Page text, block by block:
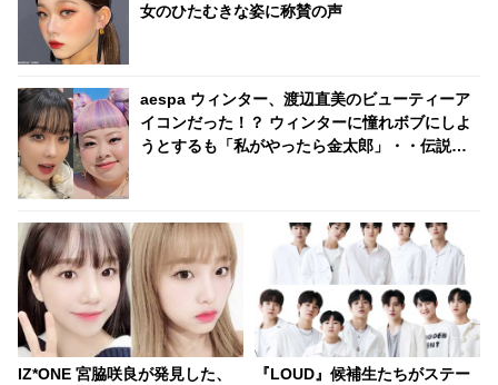
女のひたむきな姿に称賛の声
aespa ウィンター、渡辺直美のビューティーア
イコンだった！？ ウィンターに憧れボブにしよ
うとするも「私がやったら金太郎」・・伝説ボ
IZ*ONE 宮脇咲良が発見した、
『LOUD』候補生たちがステー